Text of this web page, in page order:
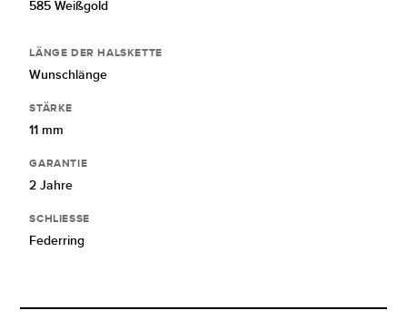
585 Weißgold
LÄNGE DER HALSKETTE
Wunschlänge
STÄRKE
11 mm
GARANTIE
2 Jahre
SCHLIESSE
Federring